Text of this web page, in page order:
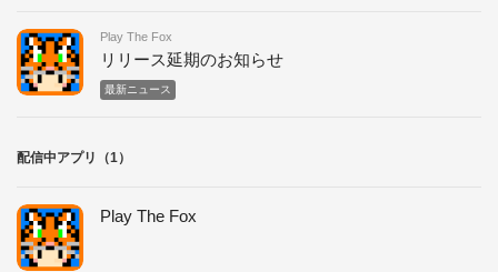
Play The Fox
リリース延期のお知らせ
最新ニュース
配信中アプリ（1）
Play The Fox